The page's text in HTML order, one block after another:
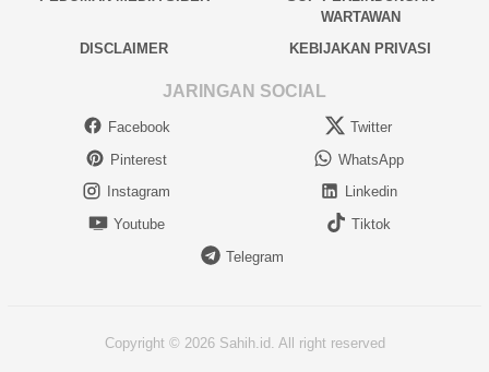
WARTAWAN
DISCLAIMER
KEBIJAKAN PRIVASI
JARINGAN SOCIAL
Facebook
Twitter
Pinterest
WhatsApp
Instagram
Linkedin
Youtube
Tiktok
Telegram
Copyright © 2026 Sahih.id. All right reserved